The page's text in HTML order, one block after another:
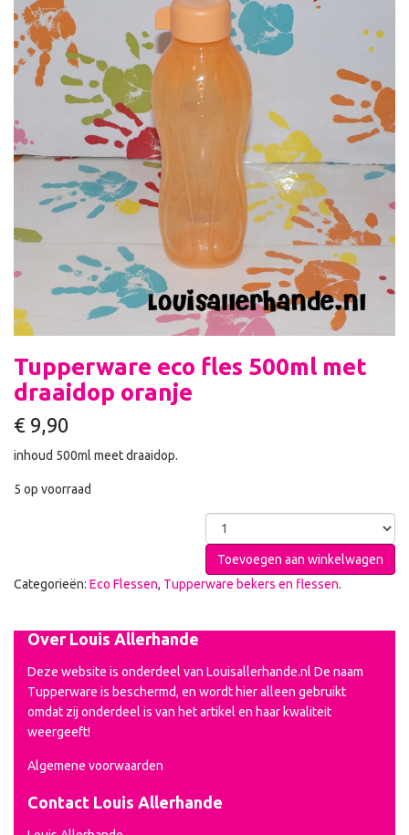
Tupperware eco fles 500ml met
draaidop oranje
€ 9,90
inhoud 500ml meet draaidop.
5 op voorraad
Toevoegen aan winkelwagen
Categorieën: Eco Flessen, Tupperware bekers en flessen.
Over Louis Allerhande
Deze website is onderdeel van Louisallerhande.nl De naam
Tupperware is beschermd, en wordt hier alleen gebruikt
omdat zij onderdeel is van het artikel en haar kwaliteit
weergeeft!
Algemene voorwaarden
Contact Louis Allerhande